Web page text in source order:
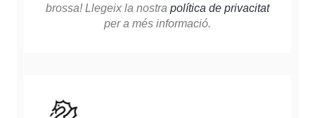
brossa! Llegeix la nostra política de privacitat
per a més informació.